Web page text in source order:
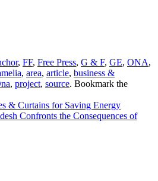
, FF, Free Press, G & F, GE, ONA,
, area, article, business &
, project, source. Bookmark the
& Curtains for Saving Energy
Confronts the Consequences of